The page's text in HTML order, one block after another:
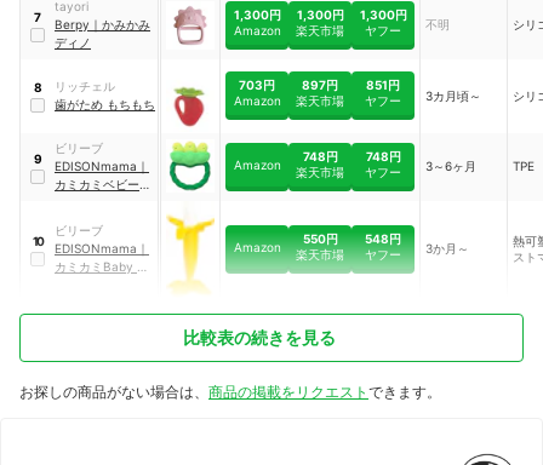
7
tayori
Berpy ｜ かみかみ
ディノ
1,300円
Amazon
1,300円
楽天市場
1,300円
ヤフー
不明 シリ
8
リッチェル
歯がため もちもち
703円
Amazon
897円
楽天市場
851円
ヤフー
3カ月頃～ シリ
9
ビリーブ
EDISONmama ｜
カミカミベビー え
Amazon
748円
楽天市場
748円
ヤフー
3～6ヶ月 TPE
10
ビリーブ
EDISONmama ｜
カミカミBaby バ
Amazon
550円
楽天市場
548円
ヤフー
3か月～
熱可
スト
比較表の続きを見る
お探しの商品がない場合は、 商品の掲載をリクエスト できます。